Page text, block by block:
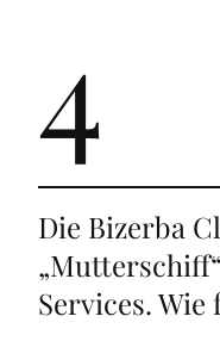
4
Die Bizerba
Services.